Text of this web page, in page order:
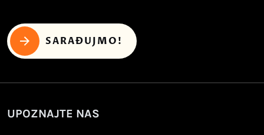
SARAĐUJMO!
UPOZNAJTE NAS